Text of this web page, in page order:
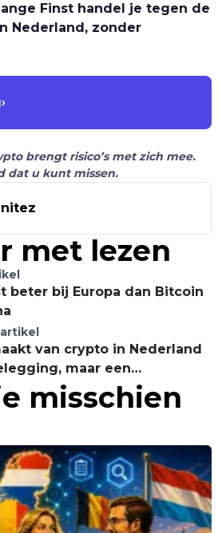
Finst handel je tegen de
Nederland, zonder
›
brengt risico’s met zich mee.
dat u kunt missen.
met lezen
beter bij Europa dan Bitcoin
van crypto in Nederland
maar een
misschien